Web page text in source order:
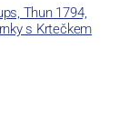
Thun 1794,
s Krtečkem